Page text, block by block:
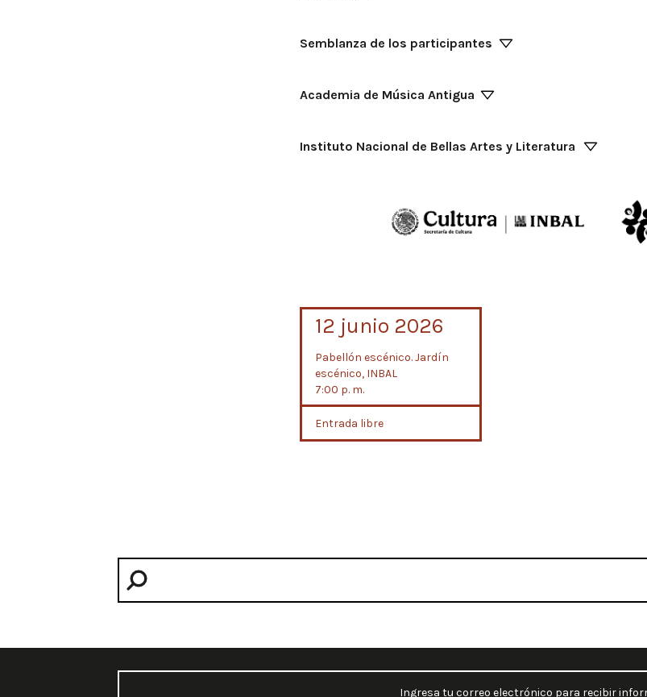
Semblanza de los participantes
Academia de Música Antigua
Instituto Nacional de Bellas Artes y Literatura
12 junio 2026
Pabellón escénico. Jardín
escénico, INBAL
7:00 p. m.
Entrada libre